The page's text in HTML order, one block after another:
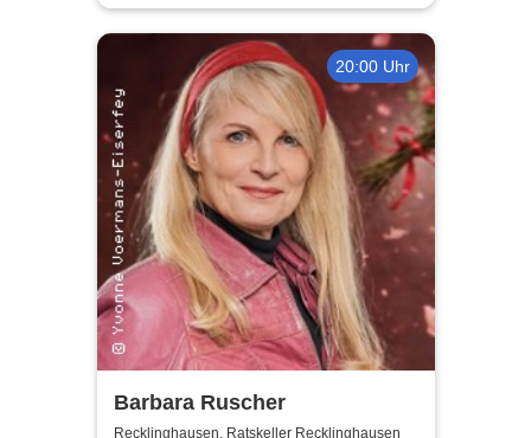
20:00 Uhr
Barbara Ruscher
Recklinghausen, Ratskeller Recklinghausen